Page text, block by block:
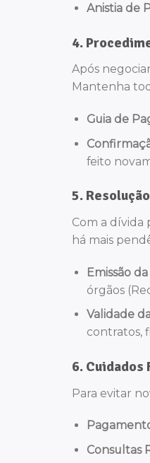
Anistia de
4.
Após
Mantenha
Guia de
feito
5.
Com a dívida
há mais
Emissão
órgãos
Validade
contratos,
6. Cuidados
Para evitar
Consultas